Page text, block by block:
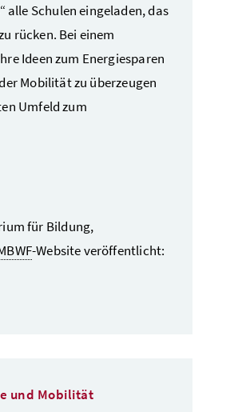
alle Schulen eingeladen, das
rücken. Bei einem
Ideen zum Energiesparen
Mobilität zu überzeugen
Umfeld zum
für Bildung,
-Website veröffentlicht:
und Mobilität